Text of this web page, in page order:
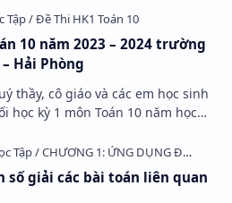
10 năm 2023 – 2024 trường
Hải Phòng
thầy, cô giáo và các em học sinh
học kỳ 1 môn Toán 10 năm học
số giải các bài toán liên quan